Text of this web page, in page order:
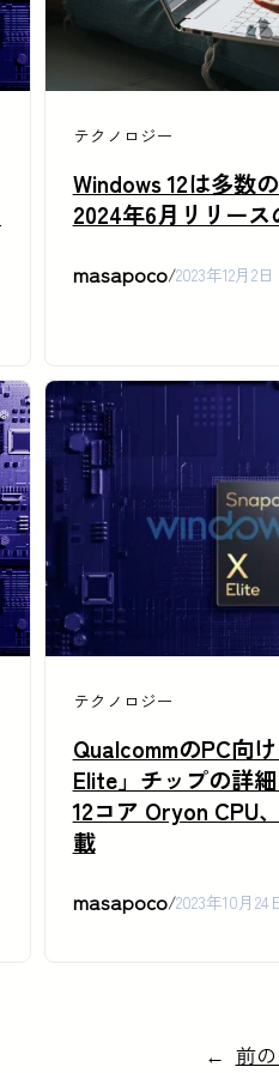
テクノロジー
Windows 12は多数
2024年6月リリー
masapoco/2023年12月2日
テクノロジー
QualcommのPC向
Elite」チップの詳
12コア Oryon CPU
載
masapoco/2023年10月24
← 前